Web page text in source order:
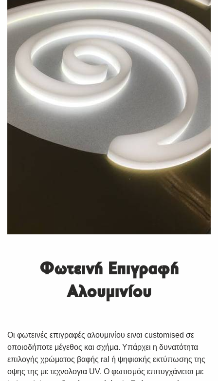
Φωτεινή Επιγραφή
Αλουμινίου
Οι φωτεινές επιγραφές αλουμινίου ειναι customised σε
οποιοδήποτε μέγεθος και σχήμα. Υπάρχει η δυνατότητα
επιλογής χρώματος βαφής ral ή ψηφιακής εκτύπωσης της
οψης της με τεχνολογια UV. Ο φωτισμός επιτυγχάνεται με